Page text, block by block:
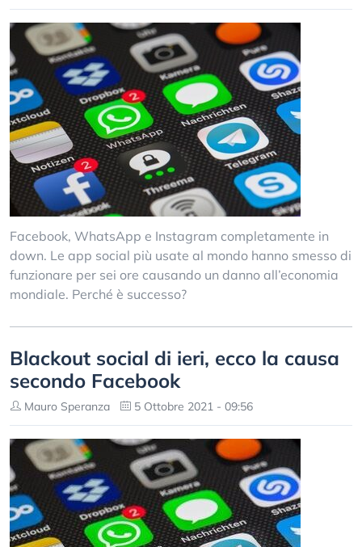
Facebook, WhatsApp e Instagram completamente in
down. Le app social più usate al mondo hanno smesso di
funzionare per sei ore causando un danno all’economia
mondiale. Perché è successo?
Blackout social di ieri, ecco la causa
secondo Facebook
Mauro Speranza 5 Ottobre 2021 - 09:56